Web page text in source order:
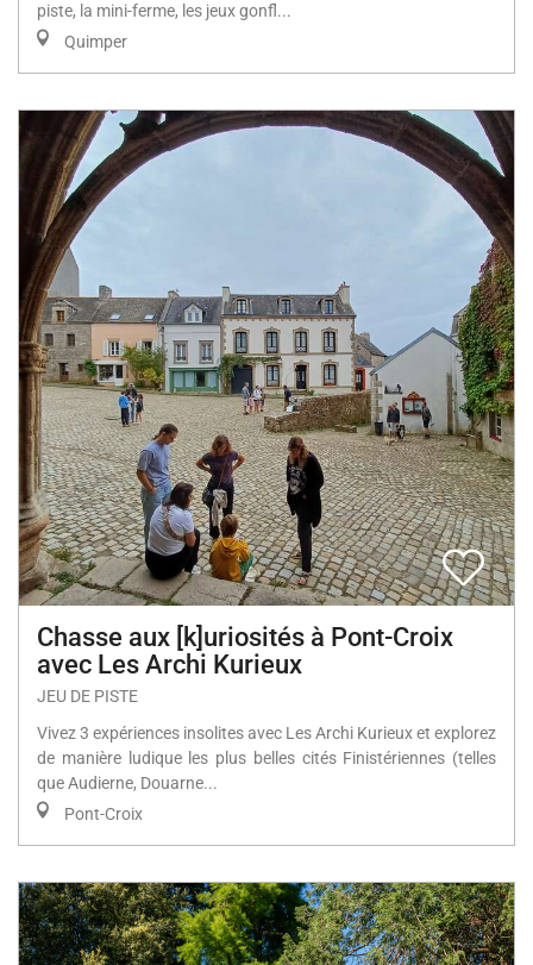
piste, la mini-ferme, les jeux gonfl...
Quimper
Chasse aux [k]uriosités à Pont-Croix
avec Les Archi Kurieux
JEU DE PISTE
Vivez 3 expériences insolites avec Les Archi Kurieux et explorez
de manière ludique les plus belles cités Finistériennes (telles
que Audierne, Douarne...
Pont-Croix